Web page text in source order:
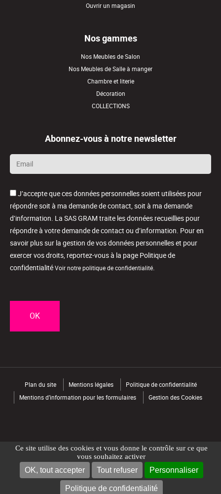
Ce site utilise des cookies et vous donne le contrôle sur ce que
vous souhaitez activer
OK, tout accepter Tout refuser Personnaliser
Politique de confidentialité
NOUS CONTACTER TROUVER UN MAGASIN
Ouvrir un magasin
Nos gammes
Nos Meubles de Salon
Nos Meubles de Salle à manger
Chambre et literie
Décoration
COLLECTIONS
Abonnez-vous à notre newsletter
Email
*
J’accepte que ces données personnelles soient utilisées pour
répondre soit à ma demande de contact, soit à ma demande
d’information. La SAS GRAM traite les données recueillies pour
répondre à votre demande de contact ou d’information. Pour en
savoir plus sur la gestion de vos données personnelles et pour
exercer vos droits, reportez-vous à la page Politique de
confidentialitéVoir notre politique de confidentialité.
Plan du site Mentions légales
Politique de confidentialité
Mentions d’information pour les formulaires
Gestion des Cookies